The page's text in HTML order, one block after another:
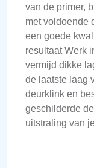
van de primer,
met voldoende
een goede
resultaat Werk
vermijd dikke
de laatste laag
deurklink en
geschilderde
uitstraling van